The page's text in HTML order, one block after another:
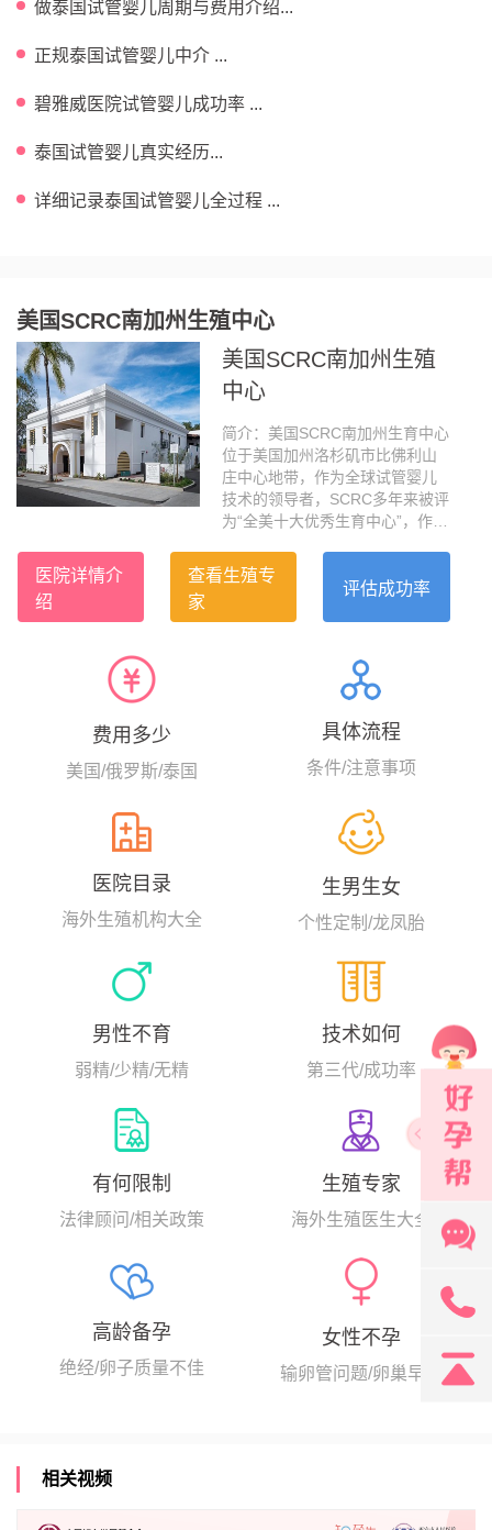
做泰国试管婴儿周期与费用介绍...
正规泰国试管婴儿中介 ...
碧雅威医院试管婴儿成功率 ...
泰国试管婴儿真实经历...
详细记录泰国试管婴儿全过程 ...
美国SCRC南加州生殖中心
美国SCRC南加州生殖
中心
简介：美国SCRC南加州生育中心
位于美国加州洛杉矶市比佛利山
庄中心地带，作为全球试管婴儿
技术的领导者，SCRC多年来被评
为“全美十大优秀生育中心”，作为
被公认为医疗业的黄金标准，大
龄自卵活产成功率全美第一，高
管婴儿经验，早在上个世纪1993
年，美国SCRC的生育专家就完成
了美国西海岸第一例卵母细胞胞
浆内单精子注射（ICSI）的试管案
例，显著提高了卵子体外受精的
医院详情介
绍
查看生殖专
家
评估成功率
费用多少
美国/俄罗斯/泰国
具体流程
条件/注意事项
医院目录
海外生殖机构大全
生男生女
个性定制/龙凤胎
男性不育
弱精/少精/无精
技术如何
第三代/成功率
有何限制
法律顾问/相关政策
生殖专家
海外生殖医生大全
高龄备孕
绝经/卵子质量不佳
女性不孕
输卵管问题/卵巢早衰
相关视频